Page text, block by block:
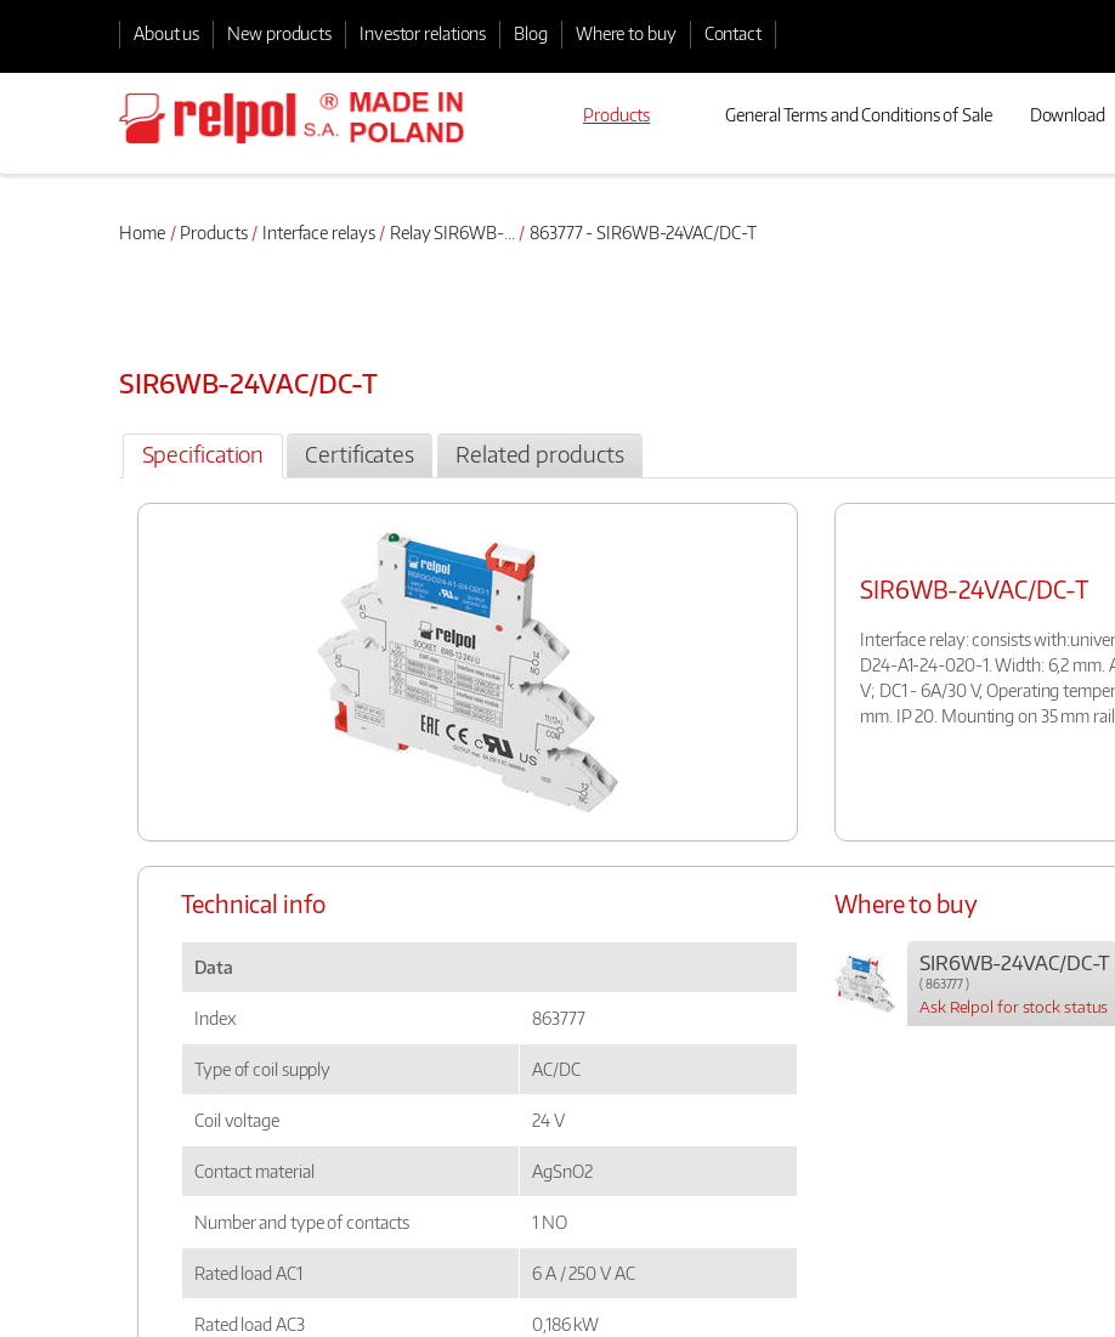
About us New products Investor relations Blog Where to buy Contact
Products General Terms and Conditions of Sale Download
Home Products Interface relays Relay SIR6WB-... 863777 - SIR6WB-24VAC/DC-T
SIR6WB-24VAC/DC-T
Specification Certificates Related products
SIR6WB-24VAC/DC-T
Interface relay: consists
D24-A1-24-020-1. Width: 6,2 mm.
V; DC1 - 6A/30 V, Operating
mm. IP 20. Mounting on 35 mm rail
Technical info
Data
Index 863777
Type of coil supply AC/DC
Coil voltage 24 V
Contact material AgSnO2
Number and type of contacts 1 NO
Rated load AC1 6 A / 250 V AC
Rated load AC3 0,186 kW
Where to buy
SIR6WB-24VAC/DC-T
( 863777 )
Ask Relpol for stock status